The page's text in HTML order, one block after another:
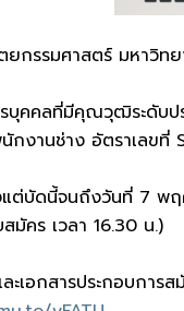
กรรมศาสตร์ มหาวิท
บุคคลที่มีคุณวุฒิระดับป
กงานช่าง อัตราเลขที่
แต่บัดนี้จนถึงวันที่ 7 พ
มัคร เวลา 16.30 น.)
เอกสารประกอบการส